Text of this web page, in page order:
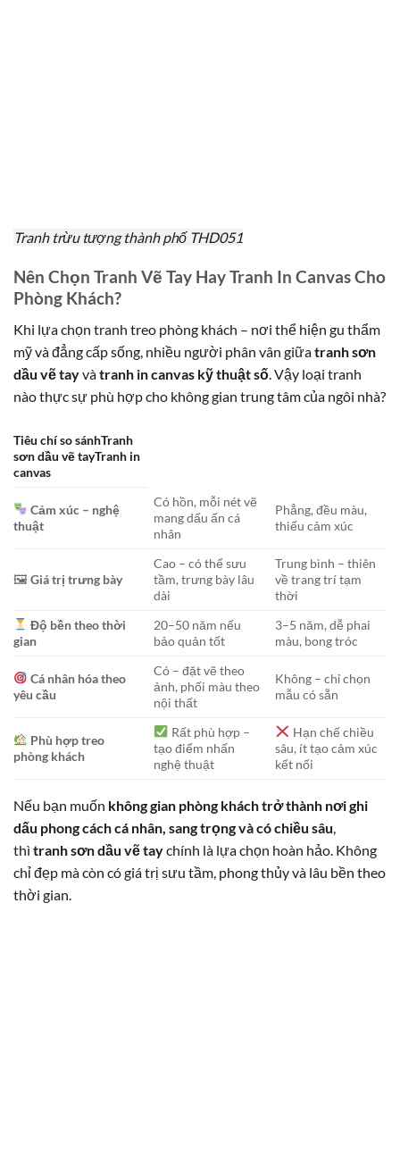
Tranh trừu tượng thành phố THD051
Nên Chọn Tranh Vẽ Tay Hay Tranh In Canvas Cho
Phòng Khách?
Khi lựa chọn tranh treo phòng khách – nơi thể hiện gu thẩm
mỹ và đẳng cấp sống, nhiều người phân vân giữatranh sơn
dầu vẽ tayvàtranh in canvas kỹ thuật số. Vậy loại tranh
nào thực sự phù hợp cho không gian trung tâm của ngôi nhà?
Tiêu chí so sánhTranh
sơn dầu vẽ tayTranh in
canvas
Cảm xúc – nghệ
thuật
Có hồn, mỗi nét vẽ
mang dấu ấn cá
nhân
Phẳng, đều màu,
thiếu cảm xúc
🖼 Giá trị trưng bày
Cao – có thể sưu
tầm, trưng bày lâu
dài
Trung bình – thiên
về trang trí tạm
thời
Độ bền theo thời
gian
20–50 năm nếu
bảo quản tốt
3–5 năm, dễ phai
màu, bong tróc
Cá nhân hóa theo
yêu cầu
Có – đặt vẽ theo
ảnh, phối màu theo
nội thất
Không – chỉ chọn
mẫu có sẵn
Phù hợp treo
phòng khách
Rất phù hợp –
tạo điểm nhấn
nghệ thuật
Hạn chế chiều
sâu, ít tạo cảm xúc
kết nối
Nếu bạn muốn không gian phòng khách trở thành nơi ghi
dấu phong cách cá nhân, sang trọng và có chiều sâu
thì tranh sơn dầu vẽ taychính là lựa chọn hoàn hảo. Không
chỉ đẹp mà còn có giá trị sưu tầm, phong thủy và lâu bền theo
thời gian.